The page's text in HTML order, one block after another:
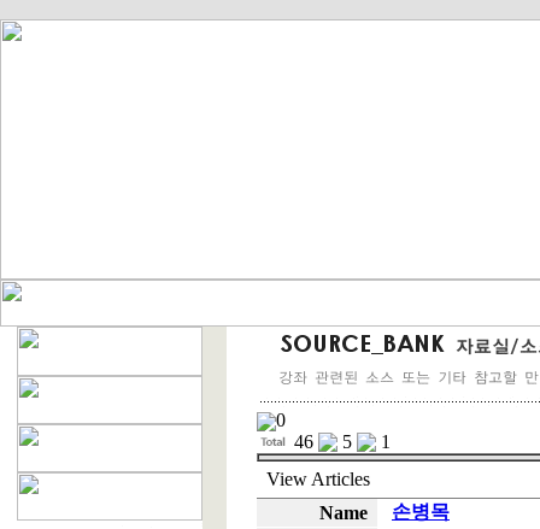
0
46
5
1
View Articles
Name
손병목